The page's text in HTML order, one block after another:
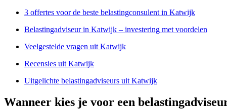
3 offertes voor de beste belastingconsulent in Katwijk
Belastingadviseur in Katwijk – investering met voordelen
Veelgestelde vragen uit Katwijk
Recensies uit Katwijk
Uitgelichte belastingadviseurs uit Katwijk
Wanneer kies je voor een